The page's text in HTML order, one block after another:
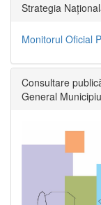
Strategia
Monitorul Oficial
Consultare
General